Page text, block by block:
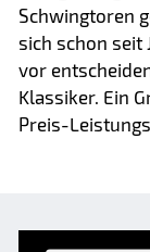
Schwingtoren
sich schon seit
vor
Klassiker. Ein
Preis-